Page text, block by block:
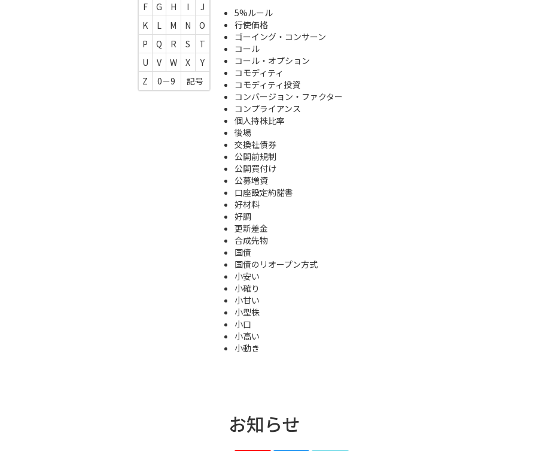
5%ルール
行使価格
ゴーイング・コンサーン
コール
コール・オプション
コモディティ
コモディティ投資
コンバージョン・ファクター
コンプライアンス
個人持株比率
後場
交換社債券
公開前規制
公開買付け
公募増資
口座設定約諾書
好材料
好調
更新差金
合成先物
国債
国債のリオープン方式
小安い
小確り
小甘い
小型株
小口
小高い
小動き
お知らせ
F
G H I
J
K
L M N
O
P
Q R S
T
U
V W X
Y
Z
0－9 記号